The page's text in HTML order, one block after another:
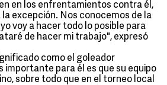
en los enfrentamientos contra él,
la excepción. Nos conocemos de la
voy a hacer todo lo posible para
de hacer mi trabajo", expresó
como el goleador
importante para él es que su equipo
sobre todo que en el torneo local